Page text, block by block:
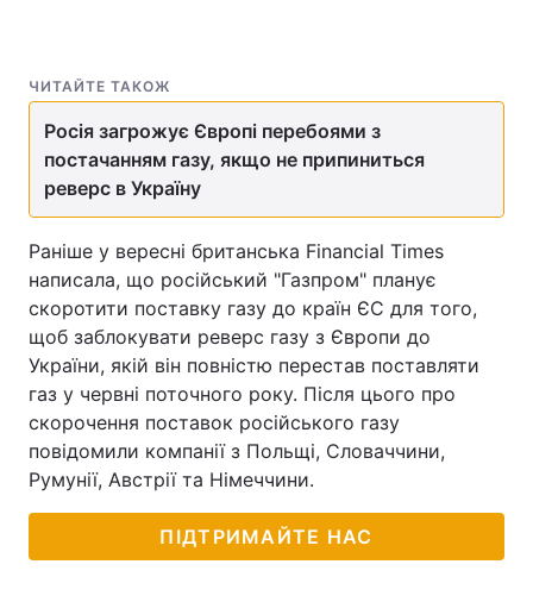
ЧИТАЙТЕ ТАКОЖ
Росія загрожує Європі перебоями з
постачанням газу, якщо не припиниться
реверс в Україну
Раніше у вересні британська Financial Times
написала, що російський "Газпром" планує
скоротити поставку газу до країн ЄС для того,
щоб заблокувати реверс газу з Європи до
України, якій він повністю перестав поставляти
газ у червні поточного року. Після цього про
скорочення поставок російського газу
повідомили компанії з Польщі, Словаччини,
Румунії, Австрії та Німеччини.
ПІДТРИМАЙТЕ НАС